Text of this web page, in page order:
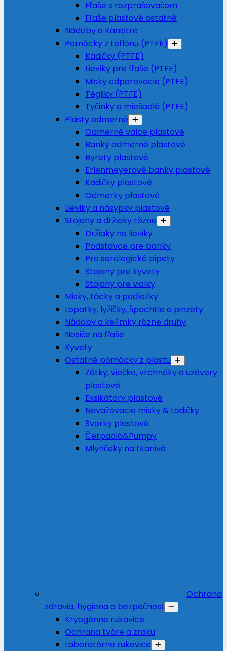
Fľaše s rozprašovačom
Fľaše plastové ostatné
Nádoby a Kanistre
Pomôcky z teflónu (PTFE)
Kadičky (PTFE)
Lieviky pre fľaše (PTFE)
Misky odparovacie (PTFE)
Tégliky (PTFE)
Tyčinky a miešadlá (PTFE)
Plasty odmerné
Odmerné valce plastové
Banky odmerné plastové
Byrety plastové
Erlenmeyerové banky plastové
Kadičky plastové
Odmerky plastové
Lieviky a násypky plastové
Stojany a držiaky rôzne
Držiaky na lieviky
Podstavce pre banky
Pre serologické pipety
Stojany pre kyvety
Stojany pre vialky
Misky, tácky a podložky
Lopatky, lyžičky, špachtle a pinzety
Nádoby a kelímky rôzne druhy
Nosiče na fľaše
Kyvety
Ostatné pomôcky z plastu
Zátky, viečka, vrchnáky a uzávery
plastové
Exsikátory plastové
Navažovacie misky & Lodičky
Svorky plastové
Čerpadlá&Pumpy
Mlynčeky na tkanivá
Ochrana
zdravia, hygiena a bezpečnosť
Kryogénne rukavice
Ochrana tváre a zraku
Laboratórne rukavice